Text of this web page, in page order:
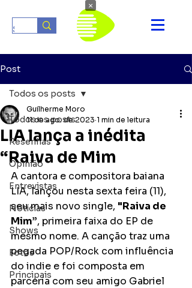
Post
Todos os posts
Resenhas
Opinião
Entrevistas
Notícias
Shows
Fotos
Principais
Todos os posts
LIA lança a inédita
“Raiva de Mim
Guilherme Moro
11 de ago. de 2023 1 min de leitura
A cantora e compositora baiana
LIA, lançou nesta sexta feira (11),
seu mais novo single, "Raiva de
Mim”, primeira faixa do EP de
mesmo nome. A canção traz uma
pegada POP/Rock com influência
do indie e foi composta em
parceria com seu amigo Gabriel
×